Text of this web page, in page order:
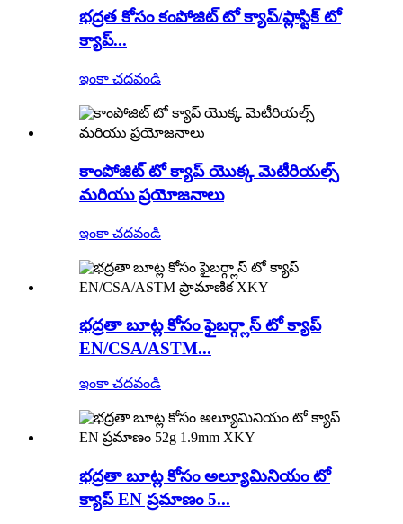
భద్రత కోసం కంపోజిట్ టో క్యాప్/ప్లాస్టిక్ టో
క్యాప్...
ఇంకా చదవండి
కాంపోజిట్ టో క్యాప్ యొక్క మెటీరియల్స్
మరియు ప్రయోజనాలు
ఇంకా చదవండి
భద్రతా బూట్ల కోసం ఫైబర్గ్లాస్ టో క్యాప్
EN/CSA/ASTM...
ఇంకా చదవండి
భద్రతా బూట్ల కోసం అల్యూమినియం టో
క్యాప్ EN ప్రమాణం 5...